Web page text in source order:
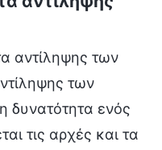
αντίληψης των
των
δυνατότητα ενός
τις αρχές και τα